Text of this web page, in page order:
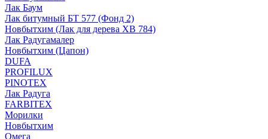
Лак Баум
Лак битумный БТ 577 (Фонд 2)
Новбытхим (Лак для дерева ХВ 784)
Лак Радугамалер
Новбытхим (Цапон)
DUFA
PROFILUX
PINOTEX
Лак Радуга
FARBITEX
Морилки
Новбытхим
Омега